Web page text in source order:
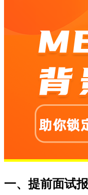
一、提前面试